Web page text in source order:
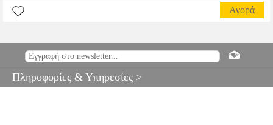
Αγορά
Πληροφορίες & Υπηρεσίες >